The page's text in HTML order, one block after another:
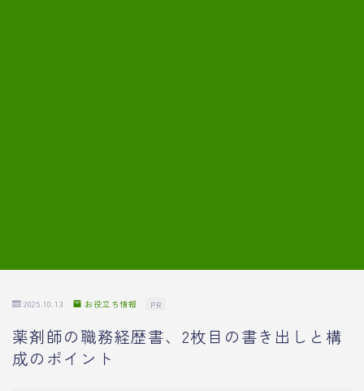
2025.10.13 お役立ち情報 PR
薬剤師の職務経歴書、2枚目の書き出しと構
成のポイント